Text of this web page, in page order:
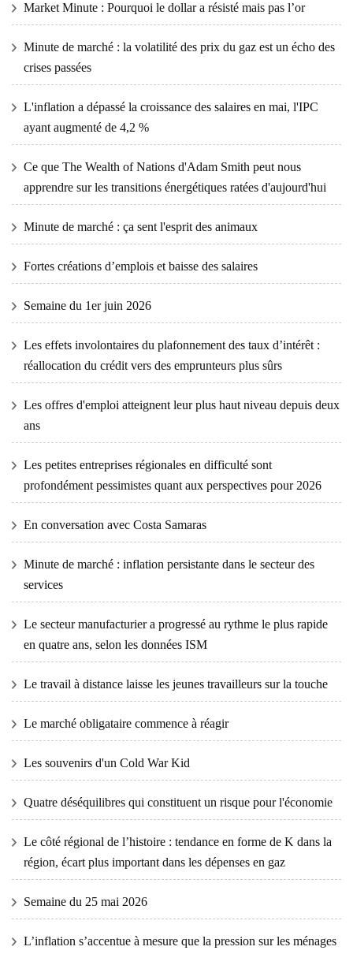
Market Minute : Pourquoi le dollar a résisté mais pas l’or
Minute de marché : la volatilité des prix du gaz est un écho des
crises passées
L'inflation a dépassé la croissance des salaires en mai, l'IPC
ayant augmenté de 4,2 %
Ce que The Wealth of Nations d'Adam Smith peut nous
apprendre sur les transitions énergétiques ratées d'aujourd'hui
Minute de marché : ça sent l'esprit des animaux
Fortes créations d’emplois et baisse des salaires
Semaine du 1er juin 2026
Les effets involontaires du plafonnement des taux d’intérêt :
réallocation du crédit vers des emprunteurs plus sûrs
Les offres d'emploi atteignent leur plus haut niveau depuis deux
ans
Les petites entreprises régionales en difficulté sont
profondément pessimistes quant aux perspectives pour 2026
En conversation avec Costa Samaras
Minute de marché : inflation persistante dans le secteur des
services
Le secteur manufacturier a progressé au rythme le plus rapide
en quatre ans, selon les données ISM
Le travail à distance laisse les jeunes travailleurs sur la touche
Le marché obligataire commence à réagir
Les souvenirs d'un Cold War Kid
Quatre déséquilibres qui constituent un risque pour l'économie
Le côté régional de l’histoire : tendance en forme de K dans la
région, écart plus important dans les dépenses en gaz
Semaine du 25 mai 2026
L’inflation s’accentue à mesure que la pression sur les ménages